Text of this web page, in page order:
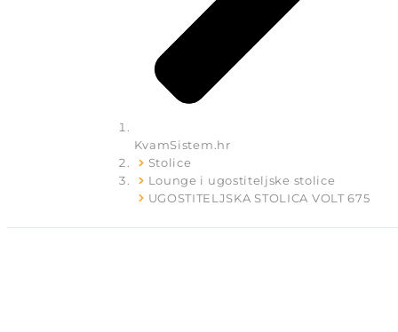
KvamSistem.hr
Stolice
Lounge i ugostiteljske stolice
UGOSTITELJSKA STOLICA VOLT 675